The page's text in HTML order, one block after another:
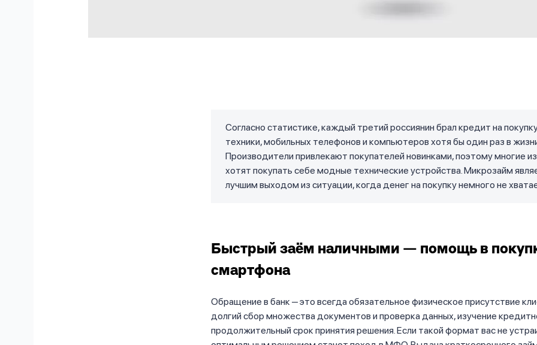
Согласно статистике, каждый третий россиянин брал кредит на
техники, мобильных телефонов и компьютеров хотя бы один раз в
Производители привлекают покупателей новинками, поэтому многие
хотят покупать себе модные технические устройства. Микрозайм
лучшим выходом из ситуации, когда денег на покупку немного не
Быстрый заём наличными — помощь в
смартфона
Обращение в банк ‒ это всегда обязательное физическое присутствие
долгий сбор множества документов и проверка данных, изучение
продолжительный срок принятия решения. Если такой формат вас не